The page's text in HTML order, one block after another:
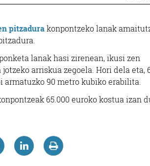
pitzadurakonpontzeko lanak
lanak hasi zirenean, ikusi zen
arriskua zegoela. Hori dela eta,
90 metro kubiko erabilita.
65.000 euroko kostua izan